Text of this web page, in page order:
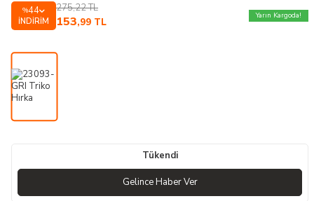
%44
İNDIRIM
275,22TL
153,99 TL
Yarın Kargoda!
Tükendi
Gelince Haber Ver